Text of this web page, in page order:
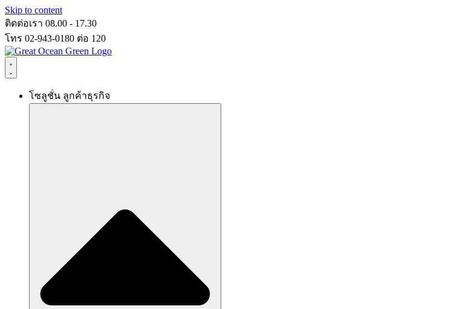
Skip to content
ติดต่อเรา 08.00 - 17.30
โทร 02-943-0180 ต่อ 120
โซลูชั่น ลูกค้าธุรกิจ